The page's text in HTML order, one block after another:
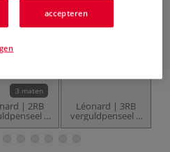
3 maten
| 2RB
○
bombé —
Léonard | 3RB
verguldpenseel ○
rond bombé —
accepteren